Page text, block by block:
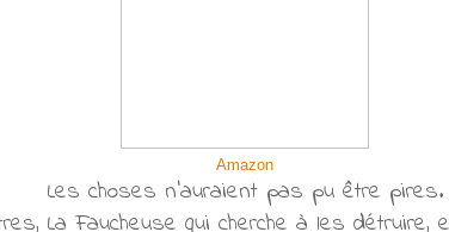
Amazon
Les choses n'auraient pas pu être pires.
La Faucheuse qui cherche à les